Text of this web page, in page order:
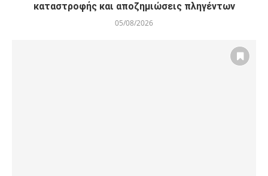
καταστροφής και αποζημιώσεις πληγέντων
05/08/2026